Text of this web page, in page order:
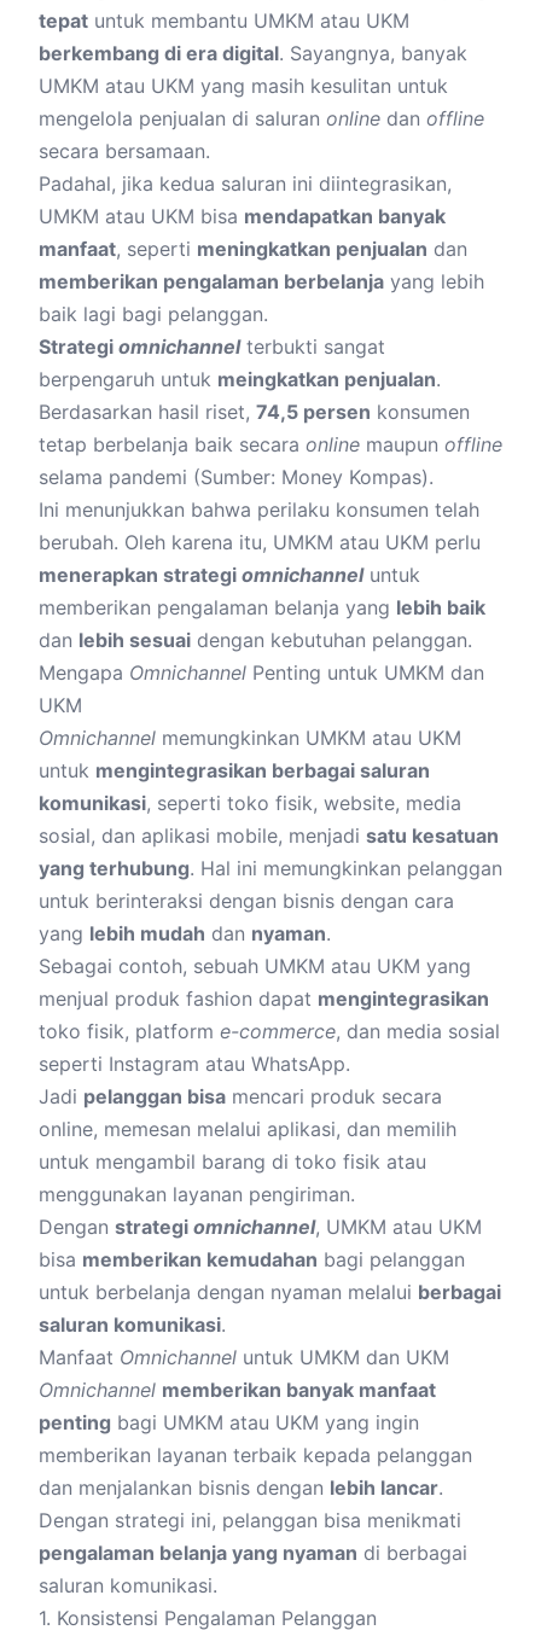
tepat untuk membantu UMKM atau UKM
berkembang di era digital. Sayangnya, banyak
UMKM atau UKM yang masih kesulitan untuk
mengelola penjualan di saluran online dan offline
secara bersamaan.
Padahal, jika kedua saluran ini diintegrasikan,
UMKM atau UKM bisa mendapatkan banyak
manfaat, seperti meningkatkan penjualan dan
memberikan pengalaman berbelanja yang lebih
baik lagi bagi pelanggan.
Strategi omnichannelterbukti sangat
berpengaruh untuk meingkatkan penjualan.
Berdasarkan hasil riset, 74,5 persen konsumen
tetap berbelanja baik secara online maupun offline
selama pandemi (Sumber: Money Kompas).
Ini menunjukkan bahwa perilaku konsumen telah
berubah. Oleh karena itu, UMKM atau UKM perlu
menerapkan strategi omnichanneluntuk
memberikan pengalaman belanja yang lebih baik
dan lebih sesuai dengan kebutuhan pelanggan.
Mengapa Omnichannel Penting untuk UMKM dan
UKM
Omnichannel memungkinkan UMKM atau UKM
untuk mengintegrasikan berbagai saluran
komunikasi, seperti toko fisik, website, media
sosial, dan aplikasi mobile, menjadi satu kesatuan
yang terhubung. Hal ini memungkinkan pelanggan
untuk berinteraksi dengan bisnis dengan cara
yang lebih mudah dan nyaman.
Sebagai contoh, sebuah UMKM atau UKM yang
menjual produk fashion dapat mengintegrasikan
toko fisik, platform e-commerce, dan media sosial
seperti Instagram atau WhatsApp.
Jadi pelanggan bisa mencari produk secara
online, memesan melalui aplikasi, dan memilih
untuk mengambil barang di toko fisik atau
menggunakan layanan pengiriman.
Dengan strategi omnichannel, UMKM atau UKM
bisa memberikan kemudahan bagi pelanggan
untuk berbelanja dengan nyaman melalui berbagai
saluran komunikasi.
Manfaat Omnichannel untuk UMKM dan UKM
Omnichannel memberikan banyak manfaat
penting bagi UMKM atau UKM yang ingin
memberikan layanan terbaik kepada pelanggan
dan menjalankan bisnis dengan lebih lancar.
Dengan strategi ini, pelanggan bisa menikmati
pengalaman belanja yang nyaman di berbagai
saluran komunikasi.
1. Konsistensi Pengalaman Pelanggan